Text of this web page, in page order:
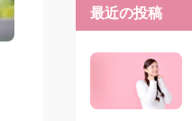
最近の投稿